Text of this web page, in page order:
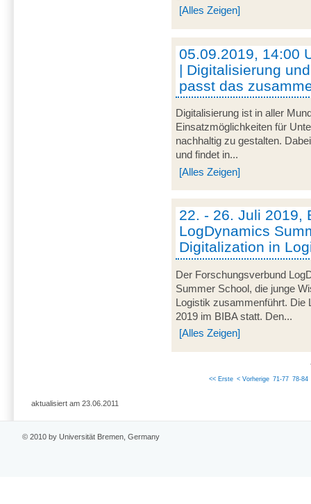
[Alles Zeigen]
05.09.2019, 14:00
| Digitalisierung
passt das
Digitalisierung ist in aller
Einsatzmöglichkeiten für
nachhaltig zu gestalten.
und findet in...
[Alles Zeigen]
22. - 26. Juli 2019,
LogDynamics
Digitalization in
Der Forschungsverbund
Summer School, die junge
Logistik zusammenführt. Die
2019 im BIBA statt. Den...
[Alles Zeigen]
<< Erste < Vorherige 71-77 78-84
aktualisiert am 23.06.2011
© 2010 by Universität Bremen, Germany